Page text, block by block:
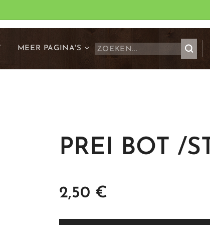
MEER PAGINA'S
PREI BOT /ST
2,50 €